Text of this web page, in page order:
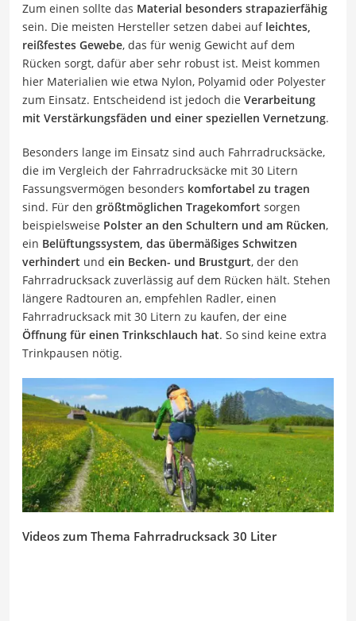
Zum einen sollte das Material besonders strapazierfähig
sein. Die meisten Hersteller setzen dabei auf leichtes,
reißfestes Gewebe, das für wenig Gewicht auf dem
Rücken sorgt, dafür aber sehr robust ist. Meist kommen
hier Materialien wie etwa Nylon, Polyamid oder Polyester
zum Einsatz. Entscheidend ist jedoch die Verarbeitung
mit Verstärkungsfäden und einer speziellen Vernetzung.
Besonders lange im Einsatz sind auch Fahrradrucksäcke,
die im Vergleich der Fahrradrucksäcke mit 30 Litern
Fassungsvermögen besonders komfortabel zu tragen
sind. Für den größtmöglichen Tragekomfort sorgen
beispielsweise Polster an den Schultern und am Rücken,
ein Belüftungssystem, das übermäßiges Schwitzen
verhindert und ein Becken- und Brustgurt, der den
Fahrradrucksack zuverlässig auf dem Rücken hält. Stehen
längere Radtouren an, empfehlen Radler, einen
Fahrradrucksack mit 30 Litern zu kaufen, der eine
Öffnung für einen Trinkschlauch hat. So sind keine extra
Trinkpausen nötig.
Videos zum Thema Fahrradrucksack 30 Liter